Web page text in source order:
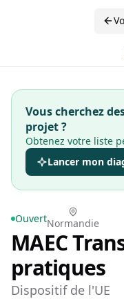
Vous cherchez
projet ?
Obtenez votre liste
Lancer mon
OuvertNormandie
MAEC
pratiques
Dispositif de l'UE